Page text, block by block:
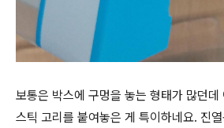
보통은 박스에 구멍을 놓는 형태가 많던
스틱 고리를 붙여놓은 게 특이하네요. 진